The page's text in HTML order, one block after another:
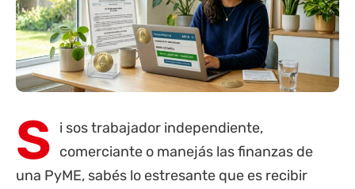
S i sos trabajador independiente,
comerciante o manejás las finanzas de
una PyME, sabés lo estresante que es recibir